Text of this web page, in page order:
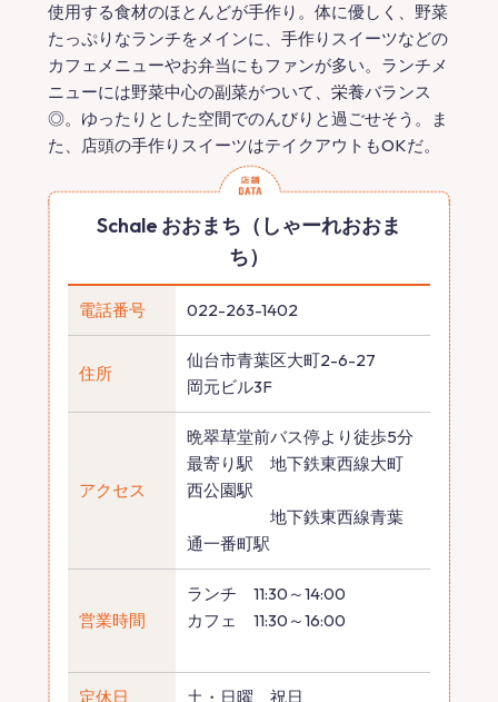
使用する食材のほとんどが手作り。体に優しく、野菜
たっぷりなランチをメインに、手作りスイーツなどの
カフェメニューやお弁当にもファンが多い。ランチメ
ニューには野菜中心の副菜がついて、栄養バランス
◎。ゆったりとした空間でのんびりと過ごせそう。ま
た、店頭の手作りスイーツはテイクアウトもOKだ。
Schale おおまち（しゃーれおおま
ち）
電話番号 022-263-1402
住所
仙台市青葉区大町2-6-27
岡元ビル3F
アクセス
晩翠草堂前バス停より徒歩5分
最寄り駅 地下鉄東西線大町
西公園駅
地下鉄東西線青葉
通一番町駅
営業時間
ランチ 11:30～14:00
カフェ 11:30～16:00
定休日 土・日曜、祝日